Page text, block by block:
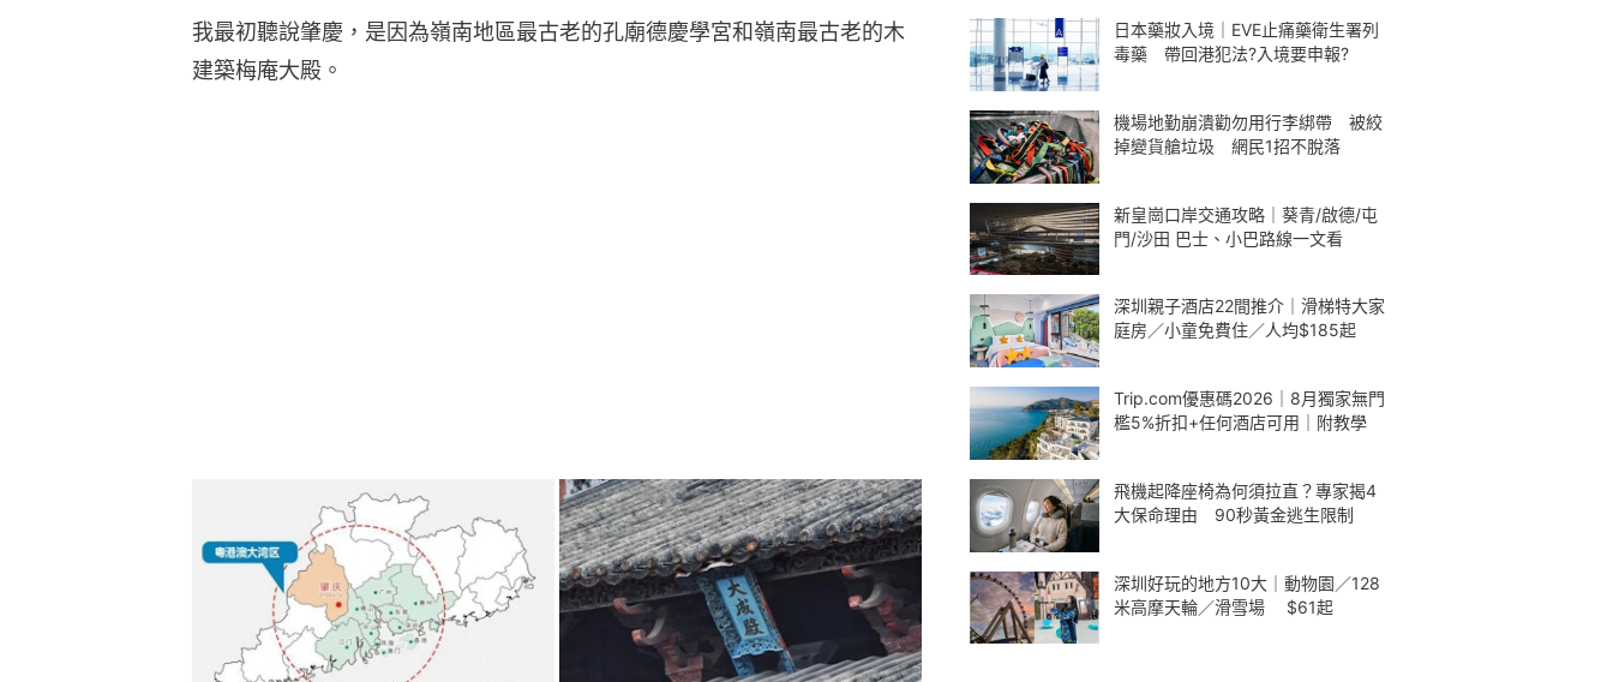
我最初聽說肇慶，是因為嶺南地區最古老的孔廟德慶學宮和嶺南最古老的木
建築梅庵大殿。
日本藥妝入境｜EVE止痛藥衛生署列
毒藥 帶回港犯法?入境要申報?
機場地勤崩潰勸勿用行李綁帶 被絞
掉變貨艙垃圾 網民1招不脫落
新皇崗口岸交通攻略｜葵青/啟德/屯
門/沙田 巴士、小巴路線一文看
深圳親子酒店22間推介｜滑梯特大家
庭房／小童免費住／人均$185起
Trip.com優惠碼2026｜8月獨家無門
檻5%折扣+任何酒店可用｜附教學
飛機起降座椅為何須拉直？專家揭4
大保命理由 90秒黃金逃生限制
深圳好玩的地方10大｜動物園／128
米高摩天輪／滑雪場 $61起